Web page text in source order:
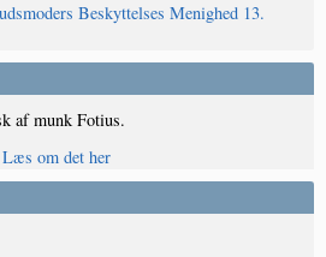
Beskyttelses Menighed 13.
af munk Fotius.
Læs om det her